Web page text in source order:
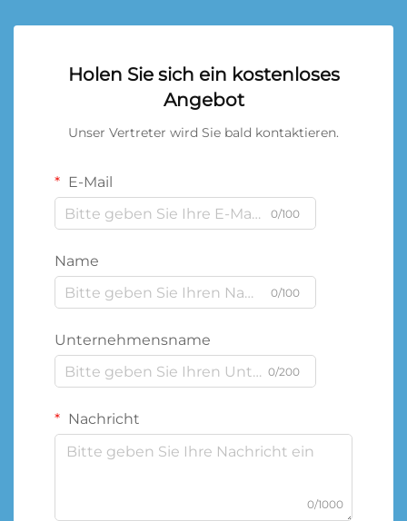
Holen Sie sich ein kostenloses
Angebot
Unser Vertreter wird Sie bald kontaktieren.
E-Mail
0/100
Name
0/100
Unternehmensname
0/200
Nachricht
0/1000